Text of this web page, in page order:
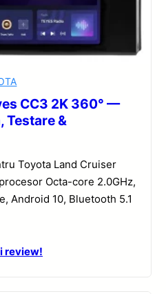
CC3 2K 360° —
Testare &
Toyota Land Cruiser
Octa-core 2.0GHz,
Android 10, Bluetooth 5.1
review!